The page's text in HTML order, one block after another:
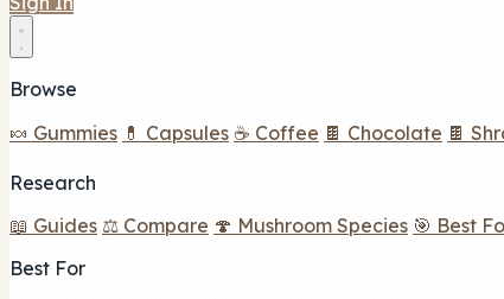
Browse
🍬 Gummies 💊 Capsules ☕ Coffee 🍫 Chocolate 🍫
Research
📖 Guides ⚖️ Compare 🍄 Mushroom Species 🎯 Best
Best For